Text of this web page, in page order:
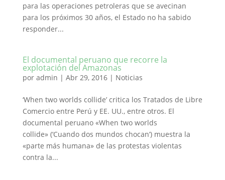
para las operaciones petroleras que se avecinan
para los próximos 30 años, el Estado no ha sabido
responder...
El documental peruano que recorre la
explotación del Amazonas
por admin | Abr 29, 2016| Noticias
‘When two worlds collide’ critica los Tratados de Libre
Comercio entre Perú y EE. UU., entre otros. El
documental peruano «When two worlds
collide» (‘Cuando dos mundos chocan’) muestra la
«parte más humana» de las protestas violentas
contra la...